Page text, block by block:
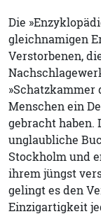
Die
gleichnamigen
Verstorbenen,
»Schatzkammer
Menschen ein
gebracht haben.
unglaubliche
Stockholm und
ihrem jüngst
gelingt es den
Einzigartigkeit